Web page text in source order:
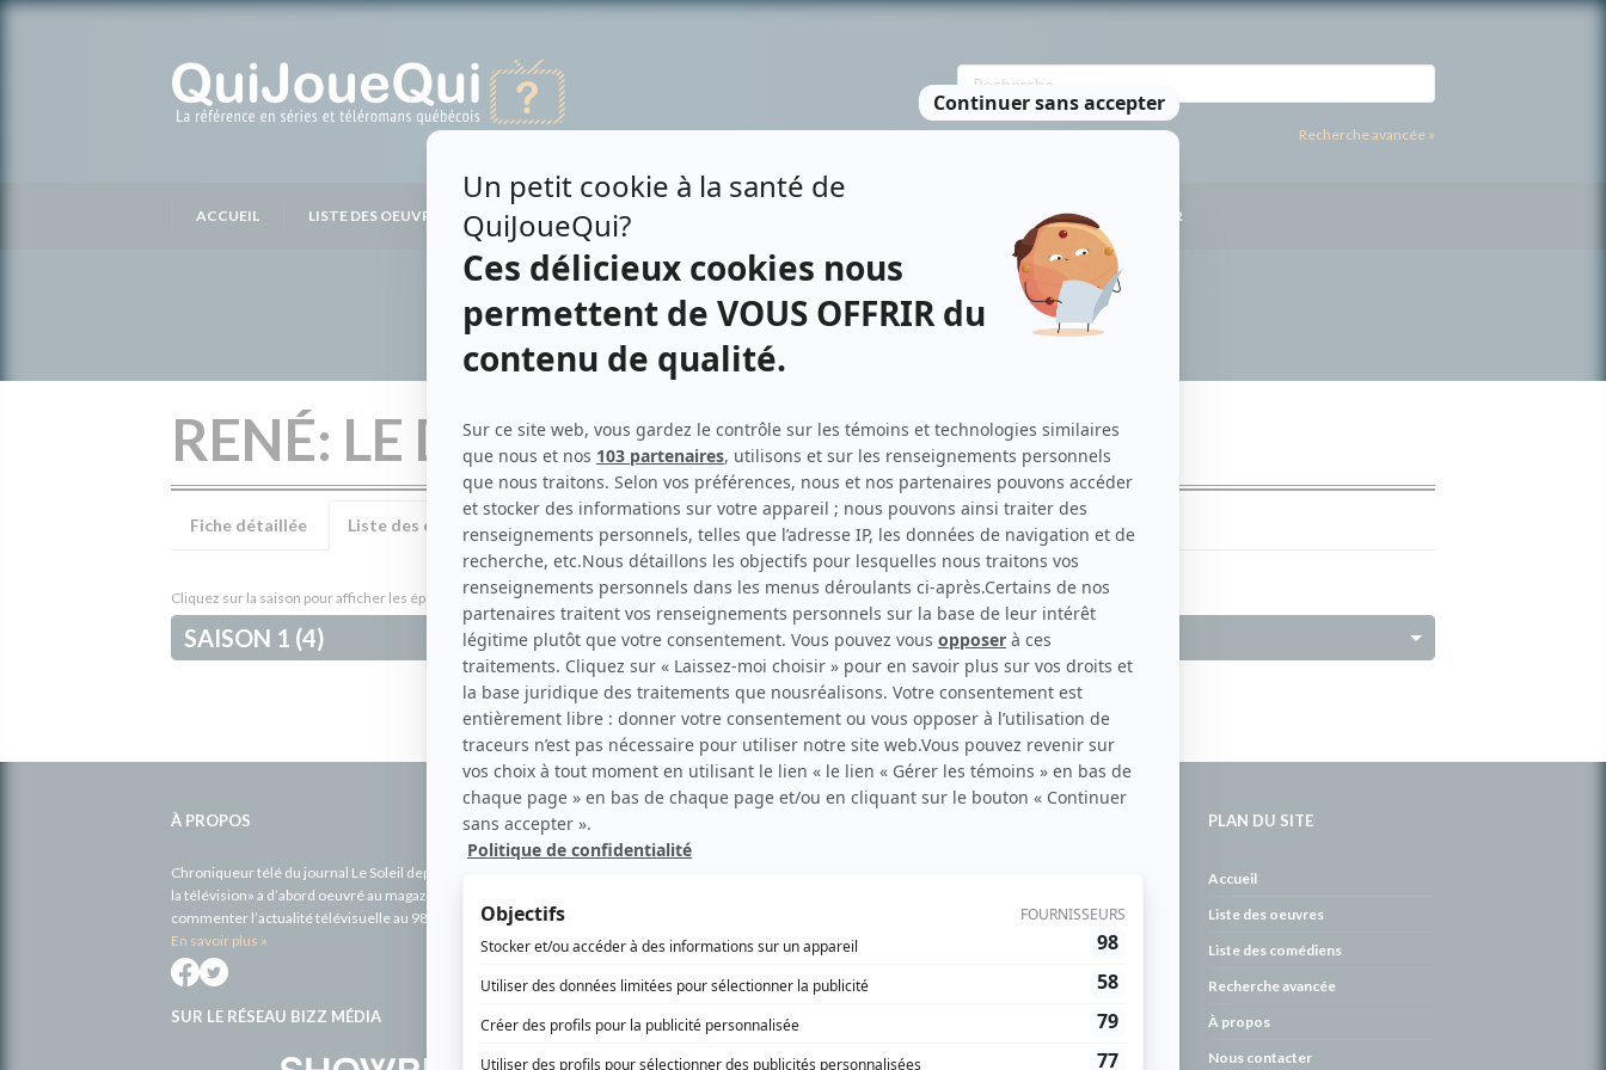
Recherche avancée »
ACCUEIL LISTE DES OEUVRES LISTE DES PERSONNES NOUS CONTACTER
RENÉ: LE DESTIN D'UN CHEF
Fiche détaillée Liste des épisodes
Cliquez sur la saison pour afficher les épisodes et leur description.
SAISON 1 (4)
À PROPOS
Chroniqueur télé du journal Le Soleil depuis 2001, Richard Therrien carbure à son petit écran. Celui qu’on surnomme parfois «l’encyclopédie de
la télévision» a d’abord oeuvré au magazine TV Hebdo de 1996 à 2001. Sa spécialité: la télé québécoise. On peut l’entendre régulièrement
commenter l’actualité télévisuelle au 98,5.
En savoir plus »
SUR LE RÉSEAU BIZZ MÉDIA
PLAN DU SITE
Accueil
Liste des oeuvres
Liste des comédiens
Recherche avancée
À propos
Nous contacter